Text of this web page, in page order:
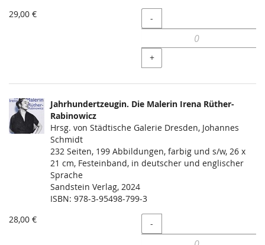
29,00 €
Menge
-
+
Jahrhundertzeugin. Die Malerin Irena Rüther-
Rabinowicz
Hrsg. von Städtische Galerie Dresden, Johannes
Schmidt
232 Seiten, 199 Abbildungen, farbig und s/w, 26 x
21 cm, Festeinband, in deutscher und englischer
Sprache
Sandstein Verlag, 2024
ISBN: 978-3-95498-799-3
28,00 €
Menge
-